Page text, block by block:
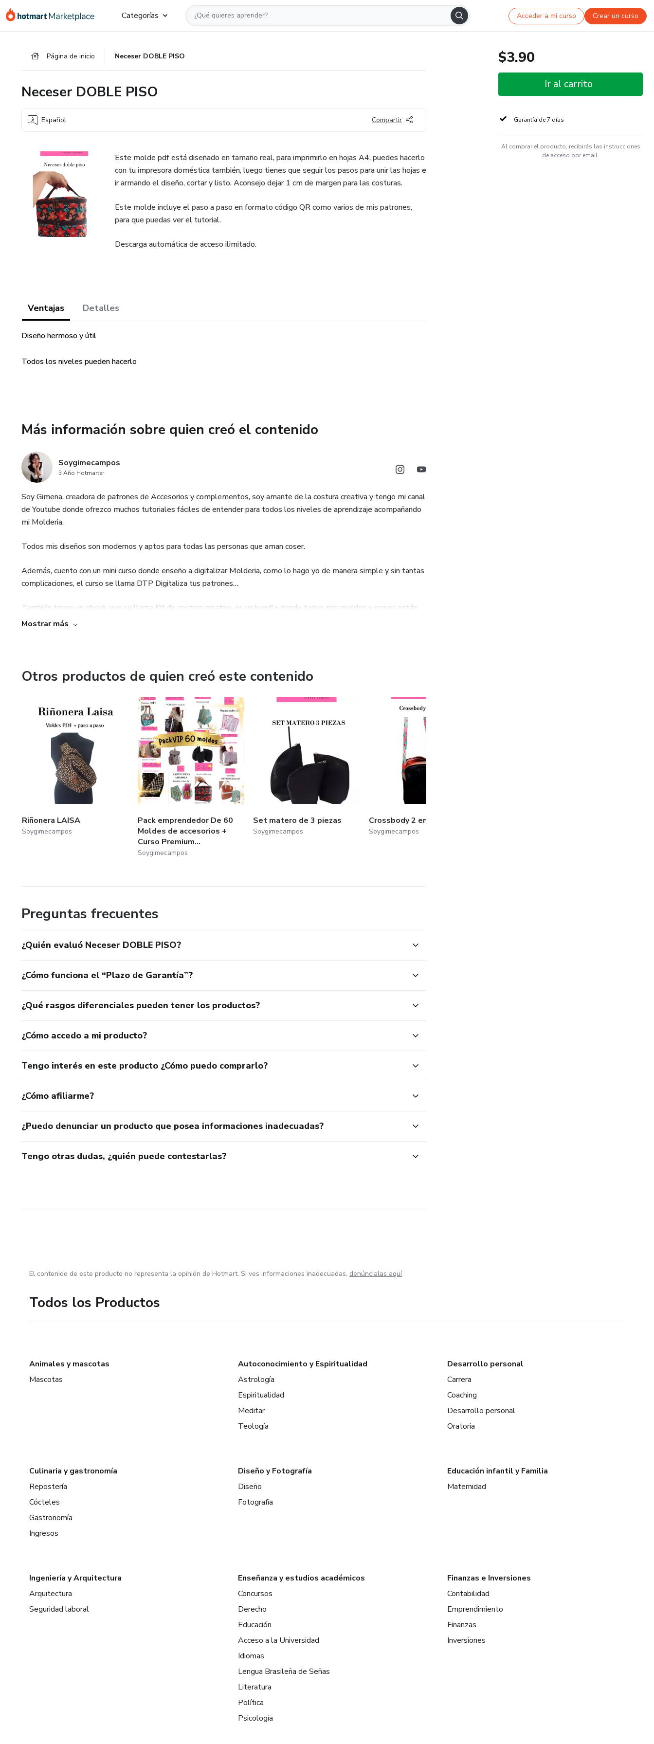
Categorías Acceder a mi curso Crear un curso
Página de inicio Neceser DOBLE PISO
Neceser DOBLE PISO
Español Compartir
Este molde pdf está diseñado en tamaño real, para imprimirlo en hojas A4, puedes hacerlo
con tu impresora doméstica también, luego tienes que seguir los pasos para unir las hojas e
ir armando el diseño, cortar y listo. Aconsejo dejar 1 cm de margen para las costuras.
Este molde incluye el paso a paso en formato código QR como varios de mis patrones,
para que puedas ver el tutorial.
Descarga automática de acceso ilimitado.
Ventajas Detalles
Diseño hermoso y útil
Todos los niveles pueden hacerlo
Más información sobre quien creó el contenido
Soygimecampos
3 Año Hotmarter
Soy Gimena, creadora de patrones de Accesorios y complementos, soy amante de la costura creativa y tengo mi canal
de Youtube donde ofrezco muchos tutoriales fáciles de entender para todos los niveles de aprendizaje acompañando
mi Molderia.
Todos mis diseños son modernos y aptos para todas las personas que aman coser.
Además, cuento con un mini curso donde enseño a digitalizar Molderia, como lo hago yo de manera simple y sin tantas
complicaciones, el curso se llama DTP Digitaliza tus patrones…
También tengo un ebook que se llama Kit de costura creativa, es un bundle donde todos mis moldes y cursos están
en ese ebook.
Mostrar más
Otros productos de quien creó este contenido
Riñonera LAISA
Soygimecampos
Pack emprendedor De 60
Moldes de accesorios +
Curso Premium...
Soygimecampos
Set matero de 3 piezas
Soygimecampos
Crossbody 2 en 1
Soygimecampos
Preguntas frecuentes
¿Quién evaluó Neceser DOBLE PISO?
¿Cómo funciona el “Plazo de Garantía”?
¿Qué rasgos diferenciales pueden tener los productos?
¿Cómo accedo a mi producto?
Tengo interés en este producto ¿Cómo puedo comprarlo?
¿Cómo afiliarme?
¿Puedo denunciar un producto que posea informaciones inadecuadas?
Tengo otras dudas, ¿quién puede contestarlas?
$3.90
Ir al carrito
Garantía de 7 días
Al comprar el producto, recibirás las instrucciones
de acceso por email.
El contenido de este producto no representa la opinión de Hotmart. Si ves informaciones inadecuadas, denúncialas aquí
Todos los Productos
Animales y mascotas
Mascotas
Autoconocimiento y Espiritualidad
Astrología
Espiritualidad
Meditar
Teología
Desarrollo personal
Carrera
Coaching
Desarrollo personal
Oratoria
Culinaria y gastronomía
Repostería
Cócteles
Gastronomía
Ingresos
Diseño y Fotografía
Diseño
Fotografía
Educación infantil y Familia
Maternidad
Ingeniería y Arquitectura
Arquitectura
Seguridad laboral
Enseñanza y estudios académicos
Concursos
Derecho
Educación
Acceso a la Universidad
Idiomas
Lengua Brasileña de Señas
Literatura
Política
Psicología
Finanzas e Inversiones
Contabilidad
Emprendimiento
Finanzas
Inversiones